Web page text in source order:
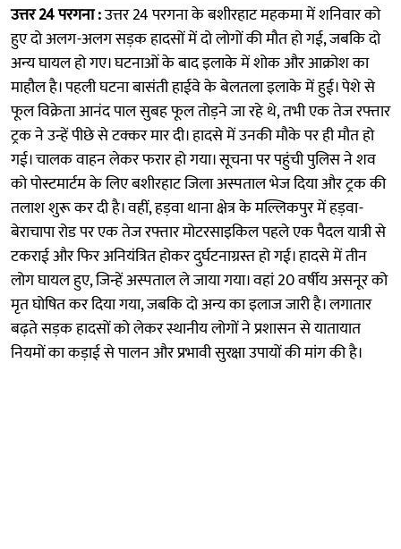
उत्तर 24 परगना :उत्तर 24 परगना के बशीरहाट महकमा में शनिवार को
हुए दो अलग-अलग सड़क हादसों में दो लोगों की मौत हो गई, जबकि दो
अन्य घायल हो गए। घटनाओं के बाद इलाके में शोक और आक्रोश का
माहौल है। पहली घटना बासंती हाईवे के बेलतला इलाके में हुई। पेशे से
फूल विक्रेता आनंद पाल सुबह फूल तोड़ने जा रहे थे, तभी एक तेज रफ्तार
ट्रक ने उन्हें पीछे से टक्कर मार दी। हादसे में उनकी मौके पर ही मौत हो
गई। चालक वाहन लेकर फरार हो गया। सूचना पर पहुंची पुलिस ने शव
को पोस्टमार्टम के लिए बशीरहाट जिला अस्पताल भेज दिया और ट्रक की
तलाश शुरू कर दी है। वहीं, हड़वा थाना क्षेत्र के मल्लिकपुर में हड़वा-
बेराचापा रोड पर एक तेज रफ्तार मोटरसाइकिल पहले एक पैदल यात्री से
टकराई और फिर अनियंत्रित होकर दुर्घटनाग्रस्त हो गई। हादसे में तीन
लोग घायल हुए, जिन्हें अस्पताल ले जाया गया। वहां 20 वर्षीय असनूर को
मृत घोषित कर दिया गया, जबकि दो अन्य का इलाज जारी है। लगातार
बढ़ते सड़क हादसों को लेकर स्थानीय लोगों ने प्रशासन से यातायात
नियमों का कड़ाई से पालन और प्रभावी सुरक्षा उपायों की मांग की है।